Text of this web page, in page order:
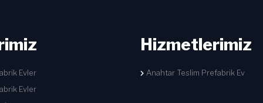
Evler
Evler
Hizmetlerimiz
Anahtar Teslim Prefabrik Ev